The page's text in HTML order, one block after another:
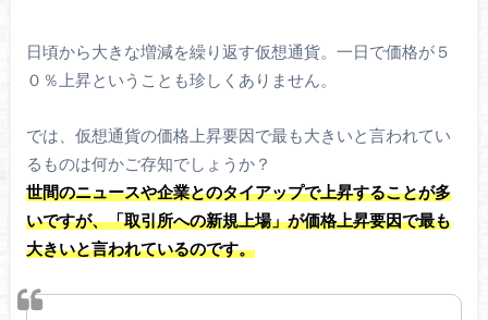
日頃から大きな増減を繰り返す仮想通貨。一日で価格が５
０％上昇ということも珍しくありません。
では、仮想通貨の価格上昇要因で最も大きいと言われてい
るものは何かご存知でしょうか？
世間のニュースや企業とのタイアップで上昇することが多
いですが、「取引所への新規上場」が価格上昇要因で最も
大きいと言われているのです。